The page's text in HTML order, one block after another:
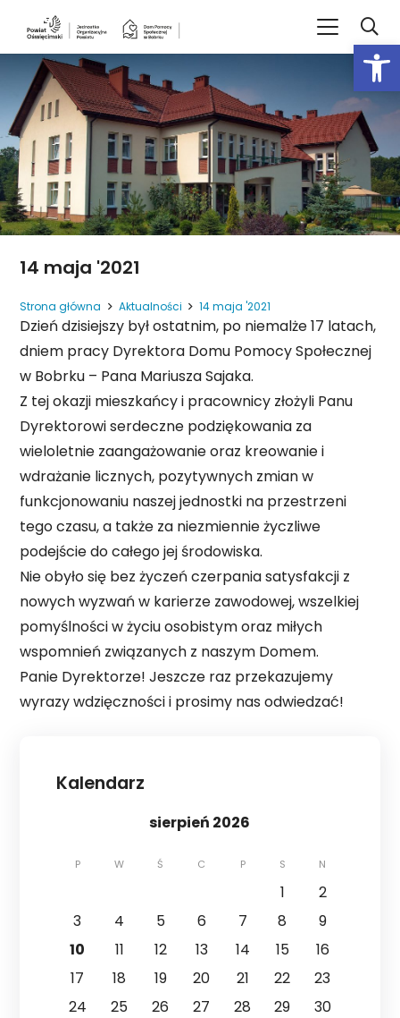
14 maja '2021
Strona główna Aktualności 14 maja '2021
Dzień dzisiejszy był ostatnim, po niemalże 17 latach,
dniem pracy Dyrektora Domu Pomocy Społecznej
w Bobrku – Pana Mariusza Sajaka.
Z tej okazji mieszkańcy i pracownicy złożyli Panu
Dyrektorowi serdeczne podziękowania za
wieloletnie zaangażowanie oraz kreowanie i
wdrażanie licznych, pozytywnych zmian w
funkcjonowaniu naszej jednostki na przestrzeni
tego czasu, a także za niezmiennie życzliwe
podejście do całego jej środowiska.
Nie obyło się bez życzeń czerpania satysfakcji z
nowych wyzwań w karierze zawodowej, wszelkiej
pomyślności w życiu osobistym oraz miłych
wspomnień związanych z naszym Domem.
Panie Dyrektorze! Jeszcze raz przekazujemy
wyrazy wdzięczności i prosimy nas odwiedzać!
Kalendarz
sierpień 2026
P W Ś C P S N
1
2
3
4 5 6 7 8
9
10
11 12 13 14 15
16
17
18 19 20 21 22
23
24
25 26 27 28 29
30